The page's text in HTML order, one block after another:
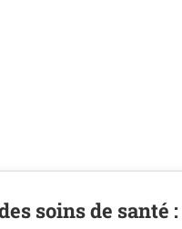
soins de santé